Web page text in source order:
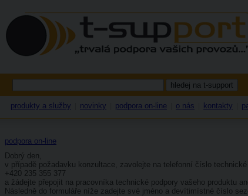
produkty a služby novinky podpora on-line o nás kontakty
podpora on-line
Dobrý den,
v případě požadavku konzultace, zavolejte na telefonní číslo
+420 235 355 377
a žádejte přepojit na pracovníka technické podpory vašeho produktu
Následně do formuláře níže zadejte své jméno a devítimístné číslo